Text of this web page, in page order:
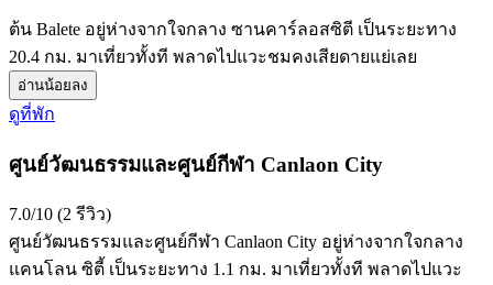
ต้น Balete อยู่ห่างจากใจกลาง ซานคาร์ลอสซิตี เป็นระยะทาง
20.4 กม. มาเที่ยวทั้งที พลาดไปแวะชมคงเสียดายแย่เลย
อ่านน้อยลง
ดูที่พัก
ศูนย์วัฒนธรรมและศูนย์กีฬา Canlaon City
7.0/10 (2 รีวิว)
ศูนย์วัฒนธรรมและศูนย์กีฬา Canlaon City อยู่ห่างจากใจกลาง
แคนโลน ซิตี้ เป็นระยะทาง 1.1 กม. มาเที่ยวทั้งที พลาดไปแวะ